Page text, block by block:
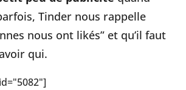
Tinder nous rappelle
nous ont likés” et qu’il faut
qui.